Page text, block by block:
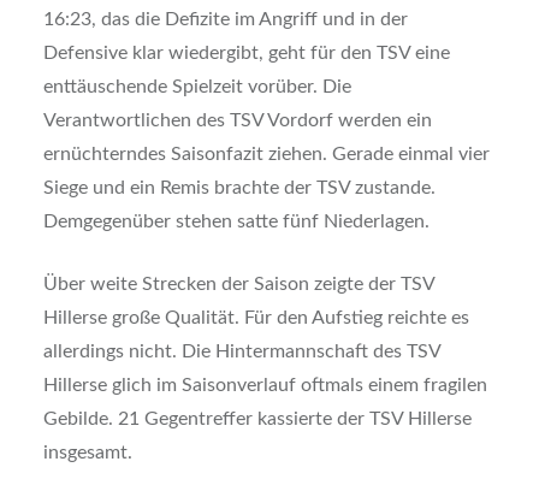
16:23, das die Defizite im Angriff und in der
Defensive klar wiedergibt, geht für den TSV eine
enttäuschende Spielzeit vorüber. Die
Verantwortlichen des TSV Vordorf werden ein
ernüchterndes Saisonfazit ziehen. Gerade einmal vier
Siege und ein Remis brachte der TSV zustande.
Demgegenüber stehen satte fünf Niederlagen.
Über weite Strecken der Saison zeigte der TSV
Hillerse große Qualität. Für den Aufstieg reichte es
allerdings nicht. Die Hintermannschaft des TSV
Hillerse glich im Saisonverlauf oftmals einem fragilen
Gebilde. 21 Gegentreffer kassierte der TSV Hillerse
insgesamt.